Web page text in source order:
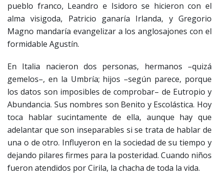
pueblo franco, Leandro e Isidoro se hicieron con el
alma visigoda, Patricio ganaría Irlanda, y Gregorio
Magno mandaría evangelizar a los anglosajones con el
formidable Agustín.
En Italia nacieron dos personas, hermanos –quizá
gemelos–, en la Umbría; hijos –según parece, porque
los datos son imposibles de comprobar– de Eutropio y
Abundancia. Sus nombres son Benito y Escolástica. Hoy
toca hablar sucintamente de ella, aunque hay que
adelantar que son inseparables si se trata de hablar de
una o de otro. Influyeron en la sociedad de su tiempo y
dejando pilares firmes para la posteridad. Cuando niños
fueron atendidos por Cirila, la chacha de toda la vida.